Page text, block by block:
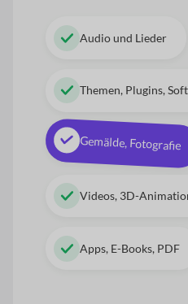
Audio und Lieder
Themen, Plugins,
Gemälde, Fotografie
Videos, 3D-
Apps, E-Books, PDF